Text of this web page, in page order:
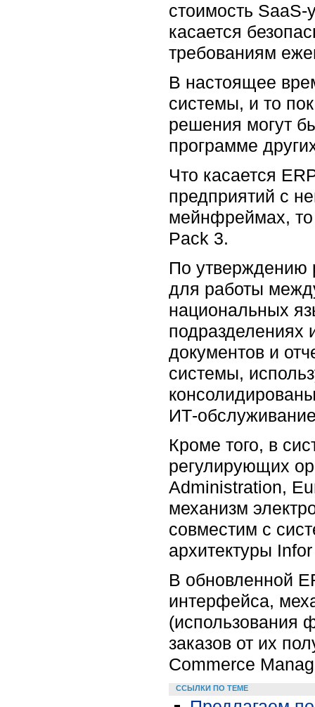
стоимость SaaS-
касается
требованиям
В настоящее
системы, и то
решения могут
программе
Что касается
предприятий с
мейнфреймах, то
Pack 3.
По утверждению
для работы
национальных
подразделениях
документов и
системы,
ИТ-
Кроме того, в
регулирующих
Administration,
механизм
совместим с
архитектуры
В обновленной
интерфейса,
(использования
заказов от их
Commerce
ССЫЛКИ ПО ТЕМЕ